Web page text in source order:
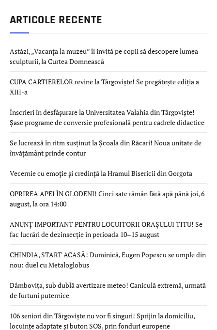
ARTICOLE RECENTE
Astăzi, „Vacanța la muzeu” îi invită pe copii să descopere lumea
sculpturii, la Curtea Domnească
CUPA CARTIERELOR revine la Târgoviște! Se pregătește ediția a
XIII-a
Înscrieri în desfășurare la Universitatea Valahia din Târgoviște!
Șase programe de conversie profesională pentru cadrele didactice
Se lucrează în ritm susținut la Școala din Răcari! Noua unitate de
învățământ prinde contur
Vecernie cu emoție și credință la Hramul Bisericii din Gorgota
OPRIREA APEI ÎN GLODENI! Cinci sate rămân fără apă până joi, 6
august, la ora 14:00
ANUNȚ IMPORTANT PENTRU LOCUITORII ORAȘULUI TITU! Se
fac lucrări de dezinsecție în perioada 10–15 august
CHINDIA, START ACASĂ! Duminică, Eugen Popescu se umple din
nou: duel cu Metaloglobus
Dâmbovița, sub dublă avertizare meteo! Caniculă extremă, urmată
de furtuni puternice
106 seniori din Târgoviște nu vor fi singuri! Sprijin la domiciliu,
locuințe adaptate și buton SOS, prin fonduri europene